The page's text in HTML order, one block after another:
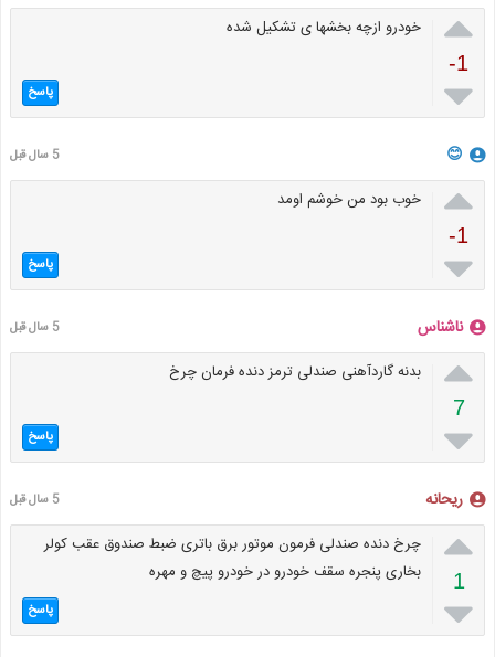

-1

خودرو ازچه بخشها ی تشکیل شده
پاسخ
😊 5 سال قبل

-1

خوب بود من خوشم اومد
پاسخ
ناشناس 5 سال قبل

7

بدنه گاردآهنی صندلی ترمز دنده فرمان چرخ
پاسخ
ریحانه 5 سال قبل

1

چرخ دنده صندلی فرمون موتور برق باتری ضبط صندوق عقب کولر
بخاری پنجره سقف خودرو در خودرو پیچ و مهره
پاسخ